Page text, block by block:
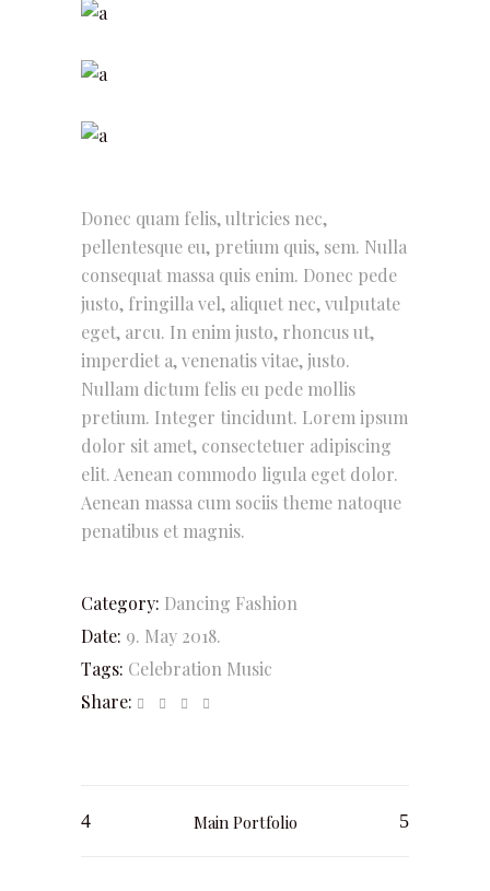
Donec quam felis, ultricies nec,
pellentesque eu, pretium quis, sem. Nulla
consequat massa quis enim. Donec pede
justo, fringilla vel, aliquet nec, vulputate
eget, arcu. In enim justo, rhoncus ut,
imperdiet a, venenatis vitae, justo.
Nullam dictum felis eu pede mollis
pretium. Integer tincidunt. Lorem ipsum
dolor sit amet, consectetuer adipiscing
elit. Aenean commodo ligula eget dolor.
Aenean massa cum sociis theme natoque
penatibus et magnis.
Category: Dancing Fashion
Date: 9. May 2018.
Tags: Celebration Music
Share:
Main Portfolio